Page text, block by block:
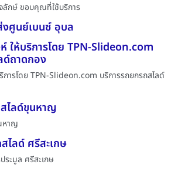
กษ์ ขอบคุณที่ใช้บริการ
ศูนย์เบนซ์ อุบล
ให้บริการโดย TPN-Slideon.com
ด์ถาดกอง
การโดย TPN-Slideon.com บริการรถยกรถสไลด์
สไลด์ขุนหาญ
หาญ
ไลด์ ศรีสะเกษ
ะมูล ศรีสะเกษ